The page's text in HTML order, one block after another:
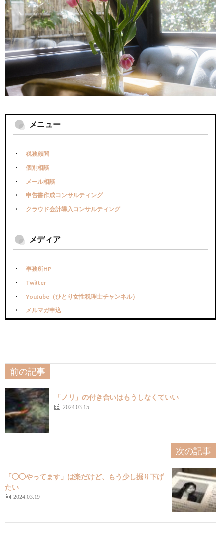
メニュー
税務顧問
個別相談
メール相談
申告書作成コンサルティング
クラウド会計導入コンサルティング
メディア
事務所HP
Twitter
Youtube（ひとり女性税理士チャンネル）
メルマガ申込
前の記事
「ノリ」の付き合いはもうしなくていい
2024.03.15
次の記事
「◯◯やってます」は楽だけど、もう少し掘り下げ
たい
2024.03.19